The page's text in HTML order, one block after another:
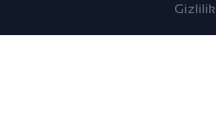
Gizlilik